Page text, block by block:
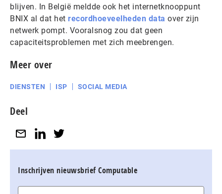
blijven. In België meldde ook het internetknooppunt
BNIX al dat het recordhoeveelheden data over zijn
netwerk pompt. Vooralsnog zou dat geen
capaciteitsproblemen met zich meebrengen.
Meer over
DIENSTEN ISP SOCIAL MEDIA
Deel
Inschrijven nieuwsbrief Computable